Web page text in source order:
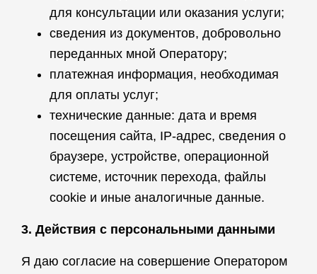
для консультации или оказания услуги;
сведения из документов, добровольно
переданных мной Оператору;
платежная информация, необходимая
для оплаты услуг;
технические данные: дата и время
посещения сайта, IP-адрес, сведения о
браузере, устройстве, операционной
системе, источник перехода, файлы
cookie и иные аналогичные данные.
3. Действия с персональными данными
Я даю согласие на совершение Оператором